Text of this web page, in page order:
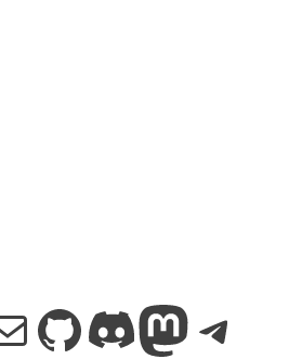
GitHub Discord Mastodon Telegram